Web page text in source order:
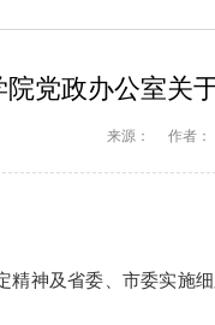
院党政办公室关
来源： 作者：
精神及省委、市委实施